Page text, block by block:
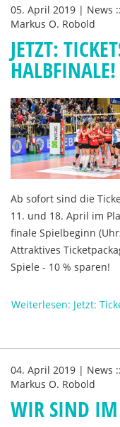
05. April 2019 | News ::
Markus O. Robold
JETZT:
HALBFINALE!
Ab sofort sind die
11. und 18. April im
finale Spielbeginn
Attraktives
Spiele - 10 % sparen!
Weiterlesen: Jetzt:
04. April 2019 | News ::
Markus O. Robold
WIR SIND